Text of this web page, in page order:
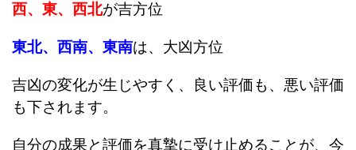
西、東、西北が吉方位
東北、西南、東南は、大凶方位
吉凶の変化が生じやすく、良い評価も、悪い評価
も下されます。
自分の成果と評価を真摯に受け止めることが、今